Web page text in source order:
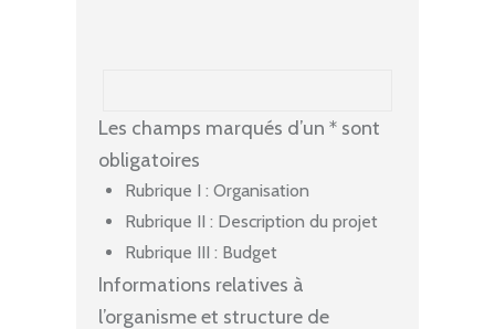
Les champs marqués d’un * sont
obligatoires
Rubrique I : Organisation
Rubrique II : Description du projet
Rubrique III : Budget
Informations relatives à
l’organisme et structure de